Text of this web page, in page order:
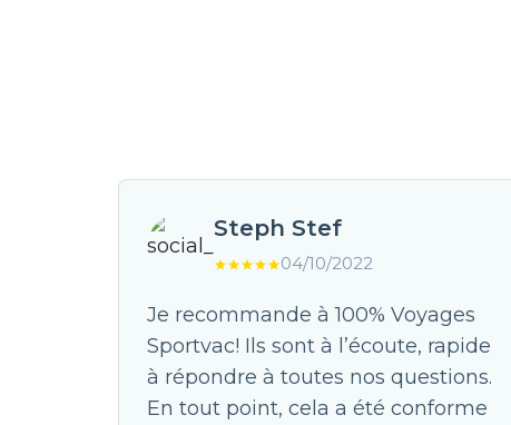
Steph Stef
04/10/2022
Je recommande à 100% Voyages
Sportvac! Ils sont à l’écoute, rapide
à répondre à toutes nos questions.
En tout point, cela a été conforme